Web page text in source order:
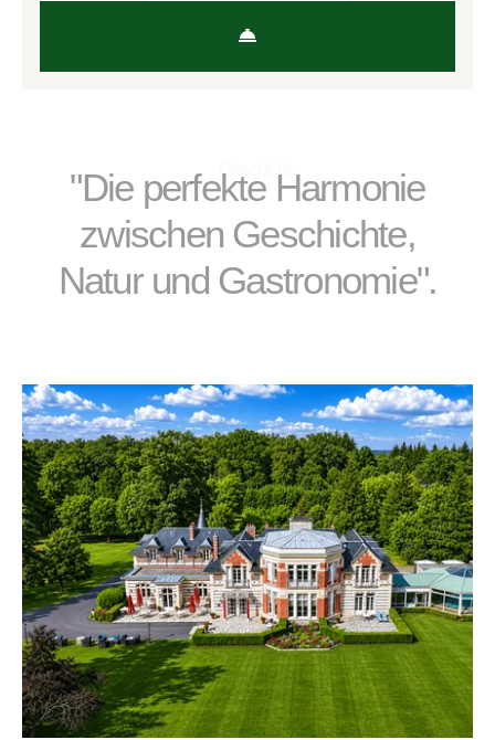
Geschichte
"Die perfekte Harmonie
zwischen Geschichte,
Natur und Gastronomie".